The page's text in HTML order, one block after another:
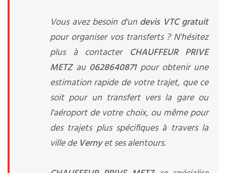
Vous avez besoin d'un devis VTC gratuit
pour organiser vos transferts ? N'hésitez
plus à contacter CHAUFFEUR PRIVE
METZ au 0628640871pour obtenir une
estimation rapide de votre trajet, que ce
soit pour un transfert vers la gare ou
l'aéroport de votre choix, ou même pour
des trajets plus spécifiques à travers la
ville de Vernyet ses alentours.